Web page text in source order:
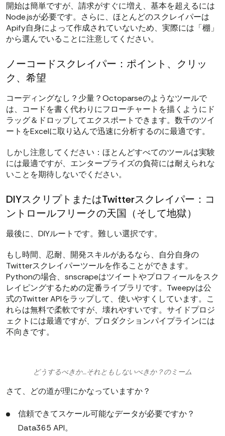
開始は簡単ですが、請求がすぐに増え、基本を超えるには
Node.jsが必要です。さらに、ほとんどのスクレイパーは
Apify自身によって作成されていないため、実際には「棚」
から選んでいることに注意してください。
ノーコードスクレイパー：ポイント、クリッ
ク、希望
コーディングなし？少量？Octoparseのようなツールで
は、コードを書く代わりにフローチャートを描くようにド
ラッグ＆ドロップしてエクスポートできます。数千のツイ
ートをExcelに取り込んで迅速に分析するのに最適です。
しかし注意してください：ほとんどすべてのツールは実験
には最適ですが、エンタープライズの負荷には耐えられな
いことを期待しないでください。
DIYスクリプトまたはTwitterスクレイパー：コ
ントロールフリークの天国（そして地獄）
最後に、DIYルートです。難しい選択です。
もし時間、忍耐、開発スキルがあるなら、自分自身の
Twitterスクレイパーツールを作ることができます。
Pythonの場合、snscrapeはツイートやプロフィールをスク
レイピングするための定番ライブラリです。Tweepyは公
式のTwitter APIをラップして、使いやすくしています。こ
れらは無料で柔軟ですが、壊れやすいです。サイドプロジ
ェクトには最適ですが、プロダクションパイプラインには
不向きです。
どうするべきか…それともしないべきか？のミーム
さて、どの道が理にかなっていますか？
信頼できてスケール可能なデータが必要ですか？
Data365 API。